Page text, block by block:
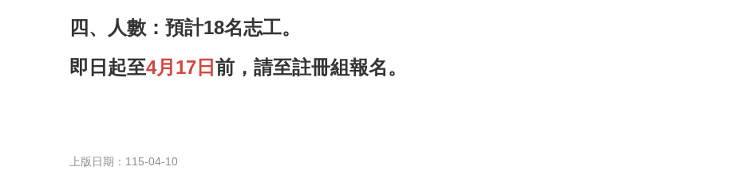
四、人數：預計18名志工。
即日起至4月17日 前，請至註冊組報名。
上版日期：115-04-10